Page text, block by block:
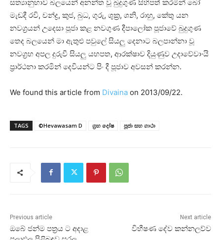
සත්‍යානුභාව බලයෙන් අනන්ත වූ බුදුගුණ සිහිපත් කරමින් බෝ
මැඬදී රවි, චන්ද්‍ර, කුජ, බුධ, ගුරු, ශුක්‍ර, ශනි, රාහු, කේතු යන
නවග්‍රයන් උදෙසා පූජා කළ නවගුණ දීපාලෝක පූජාවේ බුදුගුණ
තෙද බලයෙන් මා ඇතුළු පවුලේ සියලු දෙනාට බලපාන්නා වූ
නවග්‍රහ අපල දුරුවී සියලු යහපත, ආරක්‌ෂාව දියුණුව උදාවේවා·යි
ප්‍රාර්ථනා කරමින් දෙවියන්ට පිං දී පූජාව අවසන් කරන්න.
We found this article from Divaina on 2013/09/22.
TAGS ©Hevawasam D ග්‍රහ දෝෂ පූජා සහ ගාථා
Previous article
ඔබේ ජන්ම පත්‍රය ට අදාළ
Next article
විභීෂණ දේව කන්නලව්ව